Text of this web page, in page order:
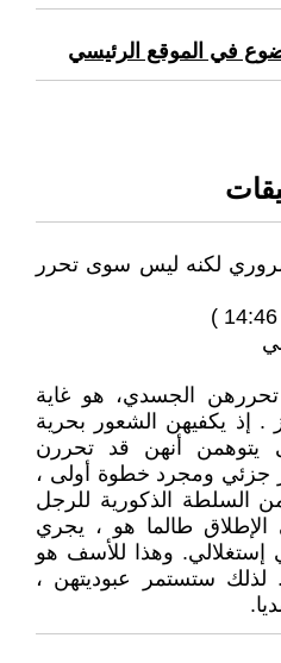
في الموقع الرئيسي
لكنه ليس سوى تحرر
تحررهن الجسدي، هو غاية
. إذ يكفيهن الشعور بحرية
يتوهمن أنهن قد تحررن
جزئي ومجرد خطوة أولى ،
السلطة الذكورية للرجل
طالما هو ، يجري
وهذا للأسف هو
لذلك ستستمر عبوديتهن ،